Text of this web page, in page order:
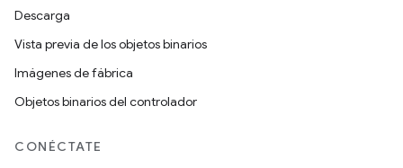
Descarga
Vista previa de los objetos binarios
Imágenes de fábrica
Objetos binarios del controlador
CONÉCTATE